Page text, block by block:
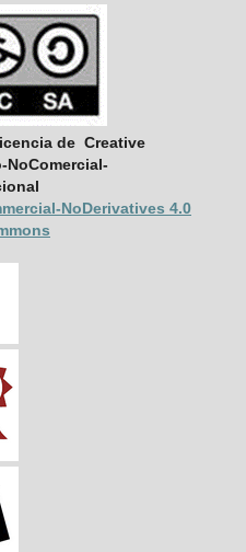
de Creative
NoComercial-
NoDerivatives 4.0